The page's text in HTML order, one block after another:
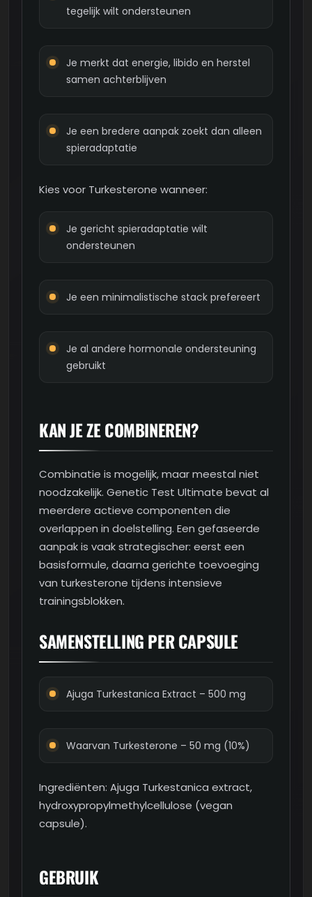
tegelijk wilt ondersteunen
Je merkt dat energie, libido en herstel
samen achterblijven
Je een bredere aanpak zoekt dan alleen
spieradaptatie
Kies voor Turkesterone wanneer:
Je gericht spieradaptatie wilt
ondersteunen
Je een minimalistische stack prefereert
Je al andere hormonale ondersteuning
gebruikt
KAN JE ZE COMBINEREN?
Combinatie is mogelijk, maar meestal niet
noodzakelijk. Genetic Test Ultimate bevat al
meerdere actieve componenten die
overlappen in doelstelling. Een gefaseerde
aanpak is vaak strategischer: eerst een
basisformule, daarna gerichte toevoeging
van turkesterone tijdens intensieve
trainingsblokken.
SAMENSTELLING PER CAPSULE
Ajuga Turkestanica Extract – 500 mg
Waarvan Turkesterone – 50 mg (10%)
Ingrediënten: Ajuga Turkestanica extract,
hydroxypropylmethylcellulose (vegan
capsule).
GEBRUIK